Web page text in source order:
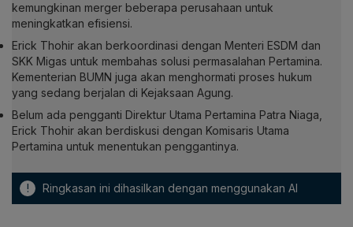
kemungkinan merger beberapa perusahaan untuk
meningkatkan efisiensi.
Erick Thohir akan berkoordinasi dengan Menteri ESDM dan
SKK Migas untuk membahas solusi permasalahan Pertamina.
Kementerian BUMN juga akan menghormati proses hukum
yang sedang berjalan di Kejaksaan Agung.
Belum ada pengganti Direktur Utama Pertamina Patra Niaga,
Erick Thohir akan berdiskusi dengan Komisaris Utama
Pertamina untuk menentukan penggantinya.
! Ringkasan ini dihasilkan dengan menggunakan AI